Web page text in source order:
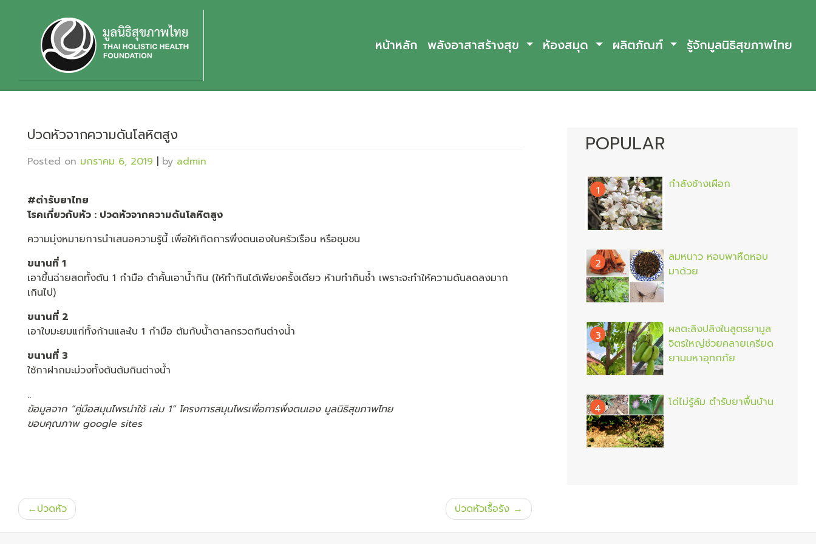
หน้าหลัก พลังอาสาสร้างสุข ห้องสมุด ผลิตภัณฑ์ รู้จักมูลนิธิสุขภาพไทย
ปวดหัวจากความดันโลหิตสูง
Posted on มกราคม 6, 2019 | by admin
#ตำรับยาไทย
โรคเกี่ยวกับหัว : ปวดหัวจากความดันโลหิตสูง
ความมุ่งหมายการนำเสนอความรู้นี้ เพื่อให้เกิดการพึ่งตนเองในครัวเรือน หรือชุมชน
ขนานที่ 1
เอาขึ้นฉ่ายสดทั้งต้น 1 กำมือ ตำคั้นเอาน้ำกิน (ให้ทำกินได้เพียงครั้งเดียว ห้ามทำกินซ้ำ เพราะจะทำให้ความดันลดลงมาก
เกินไป)
ขนานที่ 2
เอาใบมะยมแก่ทั้งก้านและใบ 1 กำมือ ต้มกับน้ำตาลกรวดกินต่างน้ำ
ขนานที่ 3
ใช้กาฝากมะม่วงทั้งต้นต้มกินต่างน้ำ
..
ข้อมูลจาก “คู่มือสมุนไพรน่าใช้ เล่ม 1” โครงการสมุนไพรเพื่อการพึ่งตนเอง มูลนิธิสุขภาพไทย
ขอบคุณภาพ google sites
แนะแนว
เรื่อง
ปวดหัว ปวดหัวเรื้อรัง
POPULAR
1 กำลังช้างเผือก
2
ลมหนาว หอบพาหืดหอบ
มาด้วย
3
ผลตะลิงปลิงในสูตรยามูล
จิตรใหญ่ช่วยคลายเครียด
ยามมหาอุทกภัย
4 โด่ไม่รู้ล้ม ตำรับยาพื้นบ้าน